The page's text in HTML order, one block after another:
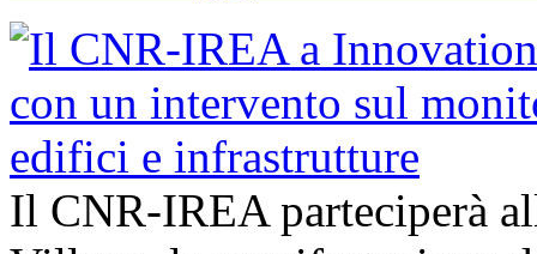
Il CNR-IREA parteciperà